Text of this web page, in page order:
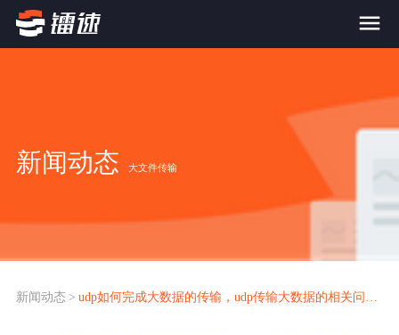
FTP替代升级
案例
新闻动态 大文件传输
新闻动态 >